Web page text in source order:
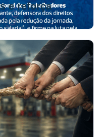
e reforça